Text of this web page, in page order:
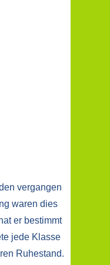
vergangen
waren dies
er bestimmt
jede Klasse
Ruhestand.